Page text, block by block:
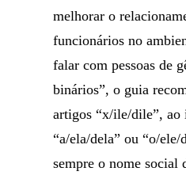
melhorar o
funcionários no
falar com pessoas de
binários”, o guia
artigos “x/ile/dile”, ao
“a/ela/dela” ou “o/ele/
sempre o nome social